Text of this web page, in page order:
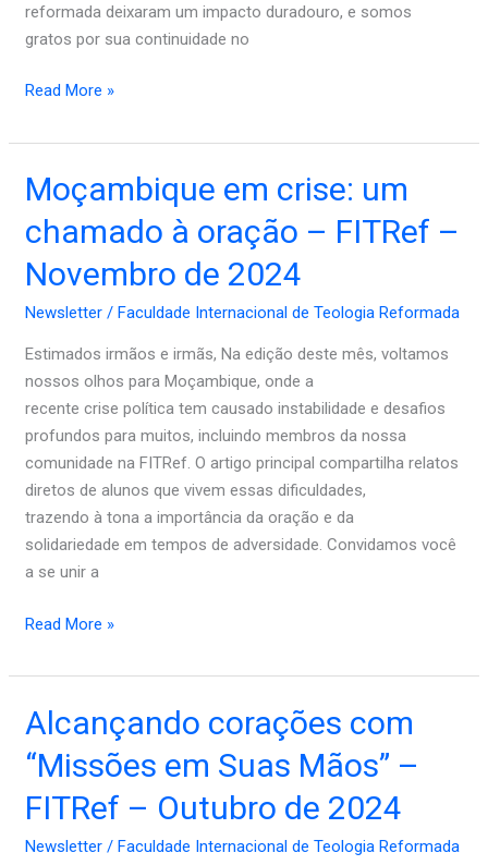
reformada deixaram um impacto duradouro, e somos
gratos por sua continuidade no
Read More »
Moçambique em crise: um
chamado à oração – FITRef –
Novembro de 2024
Newsletter /Faculdade Internacional de Teologia Reformada
Estimados irmãos e irmãs, Na edição deste mês, voltamos
nossos olhos para Moçambique, onde a
recente crise política tem causado instabilidade e desafios
profundos para muitos, incluindo membros da nossa
comunidade na FITRef. O artigo principal compartilha relatos
diretos de alunos que vivem essas dificuldades,
trazendo à tona a importância da oração e da
solidariedade em tempos de adversidade. Convidamos você
a se unir a
Moçambique
em
crise:
um
chamado
à
oração
Novembro
de
Read More »
Alcançando corações com
“Missões em Suas Mãos” –
FITRef – Outubro de 2024
Newsletter /Faculdade Internacional de Teologia Reformada
Alcançando
corações
com
“Missões
em
Suas